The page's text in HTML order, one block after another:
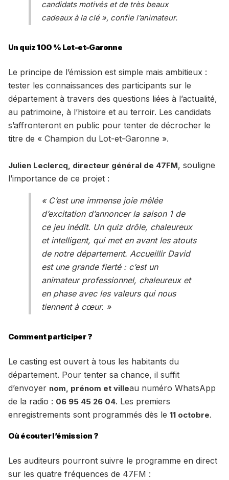
candidats motivés et de très beaux
cadeaux à la clé », confie l’animateur.
Un quiz 100 % Lot-et-Garonne
Le principe de l’émission est simple mais ambitieux :
tester les connaissances des participants sur le
département à travers des questions liées à l’actualité,
au patrimoine, à l’histoire et au terroir. Les candidats
s’affronteront en public pour tenter de décrocher le
titre de « Champion du Lot-et-Garonne ».
Julien Leclercq, directeur général de 47FM, souligne
l’importance de ce projet :
« C’est une immense joie mêlée
d’excitation d’annoncer la saison 1 de
ce jeu inédit. Un quiz drôle, chaleureux
et intelligent, qui met en avant les atouts
de notre département. Accueillir David
est une grande fierté : c’est un
animateur professionnel, chaleureux et
en phase avec les valeurs qui nous
tiennent à cœur. »
Comment participer ?
Le casting est ouvert à tous les habitants du
département. Pour tenter sa chance, il suffit
d’envoyer nom, prénom et villeau numéro WhatsApp
de la radio : 06 95 45 26 04. Les premiers
enregistrements sont programmés dès le 11 octobre.
Où écouter l’émission ?
Les auditeurs pourront suivre le programme en direct
sur les quatre fréquences de 47FM :